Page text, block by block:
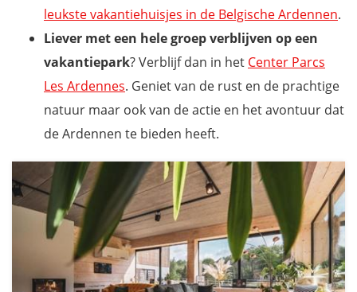
leukste vakantiehuisjes in de Belgische Ardennen.
Liever met een hele groep verblijven op een
vakantiepark? Verblijf dan in het Center Parcs
Les Ardennes. Geniet van de rust en de prachtige
natuur maar ook van de actie en het avontuur dat
de Ardennen te bieden heeft.